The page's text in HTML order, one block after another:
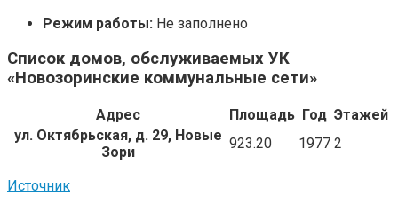
Режим работы: Не заполнено
Список домов, обслуживаемых УК
«Новозоринские коммунальные сети»
Адрес Площадь Год Этажей
ул. Октябрьская, д. 29, Новые
Зори
923.20 1977 2
Источник